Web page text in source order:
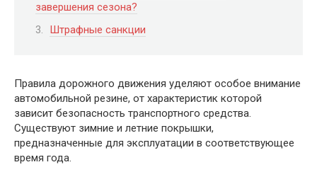
завершения сезона?
Штрафные санкции
Правила дорожного движения уделяют особое внимание
автомобильной резине, от характеристик которой
зависит безопасность транспортного средства.
Существуют зимние и летние покрышки,
предназначенные для эксплуатации в соответствующее
время года.